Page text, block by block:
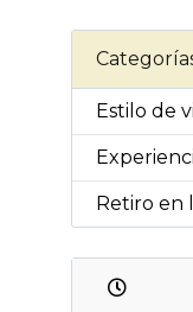
Estilo de
Retiro en